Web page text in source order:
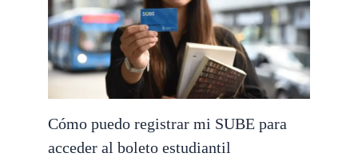
Cómo puedo registrar mi SUBE para
acceder al boleto estudiantil